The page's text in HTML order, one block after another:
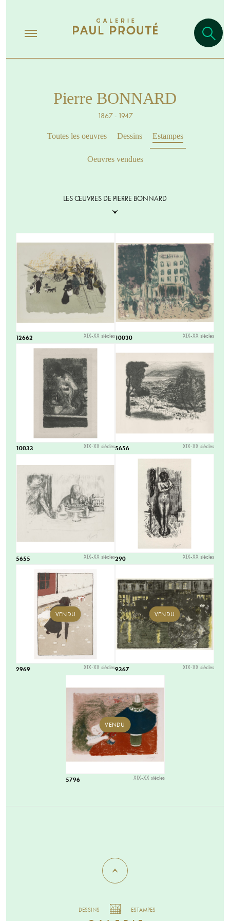
Pierre BONNARD
1867 - 1947
Toutes les oeuvres Dessins Estampes
Oeuvres vendues
LES ŒUVRES DE PIERRE BONNARD
12662 XIX-XX siècles10030 XIX-XX siècles
10033 XIX-XX siècles5656 XIX-XX siècles
5655 XIX-XX siècles290 XIX-XX siècles
VENDU
2969 XIX-XX siècles
VENDU
9367 XIX-XX siècles
VENDU
5796 XIX-XX siècles
DESSINS ESTAMPES